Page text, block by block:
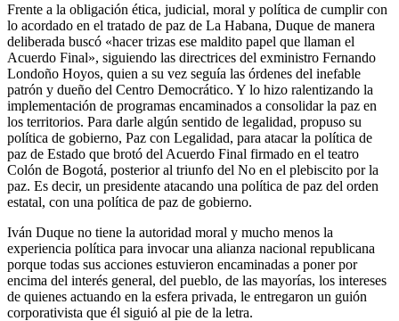
Frente a la obligación ética, judicial, moral y política de cumplir con
lo acordado en el tratado de paz de La Habana, Duque de manera
deliberada buscó «hacer trizas ese maldito papel que llaman el
Acuerdo Final», siguiendo las directrices del exministro Fernando
Londoño Hoyos, quien a su vez seguía las órdenes del inefable
patrón y dueño del Centro Democrático. Y lo hizo ralentizando la
implementación de programas encaminados a consolidar la paz en
los territorios. Para darle algún sentido de legalidad, propuso su
política de gobierno, Paz con Legalidad, para atacar la política de
paz de Estado que brotó del Acuerdo Final firmado en el teatro
Colón de Bogotá, posterior al triunfo del No en el plebiscito por la
paz. Es decir, un presidente atacando una política de paz del orden
estatal, con una política de paz de gobierno.
Iván Duque no tiene la autoridad moral y mucho menos la
experiencia política para invocar una alianza nacional republicana
porque todas sus acciones estuvieron encaminadas a poner por
encima del interés general, del pueblo, de las mayorías, los intereses
de quienes actuando en la esfera privada, le entregaron un guión
corporativista que él siguió al pie de la letra.